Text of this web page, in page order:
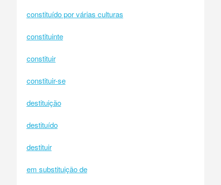
constituído por várias culturas
constituinte
constituir
constituir-se
destituição
destituído
destituir
em substituição de